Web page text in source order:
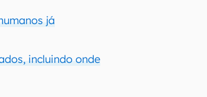
já
incluindo onde